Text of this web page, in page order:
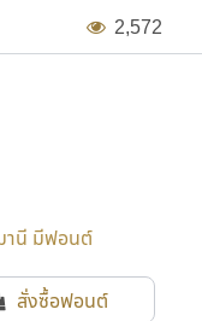
2,572
านี มีฟอนต์
สั่งซื้อฟอนต์